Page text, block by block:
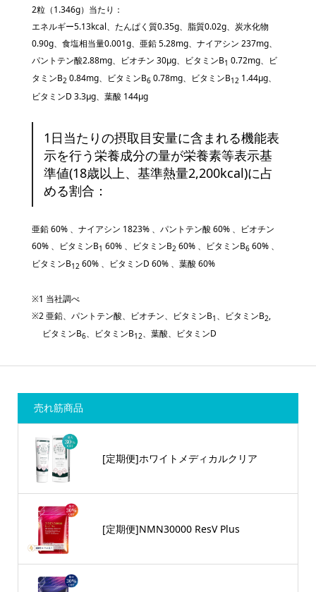
2粒（1.346g）当たり：
エネルギー5.13kcal、たんぱく質0.35g、脂質0.02g、炭水化物
0.90g、食塩相当量0.001g、亜鉛 5.28mg、ナイアシン 237mg、
パントテン酸2.88mg、ビオチン 30μg、ビタミンB1 0.72mg、ビ
タミンB2 0.84mg、ビタミンB6 0.78mg、ビタミンB12 1.44μg、
ビタミンD 3.3μg、葉酸 144μg
1日当たりの摂取目安量に含まれる機能表
示を行う栄養成分の量が栄養素等表示基
準値(18歳以上、基準熱量2,200kcal)に占
める割合：
亜鉛 60% 、ナイアシン 1823% 、パントテン酸 60% 、ビオチン
60% 、ビタミンB1 60% 、ビタミンB2 60% 、ビタミンB6 60% 、
ビタミンB12 60% 、ビタミンD 60% 、葉酸 60%
※1 当社調べ
※2 亜鉛、パントテン酸、ビオチン、ビタミンB1 、ビタミンB2,
ビタミンB6、ビタミンB12、葉酸、ビタミンD
売れ筋商品
[定期便]ホワイトメディカルクリア
[定期便]NMN30000 ResV Plus